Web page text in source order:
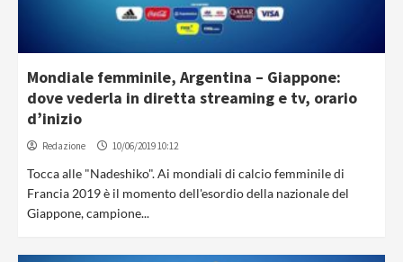
Mondiale femminile, Argentina – Giappone:
dove vederla in diretta streaming e tv, orario
d’inizio
Redazione 10/06/2019 10:12
Tocca alle "Nadeshiko". Ai mondiali di calcio femminile di
Francia 2019 è il momento dell'esordio della nazionale del
Giappone, campione...